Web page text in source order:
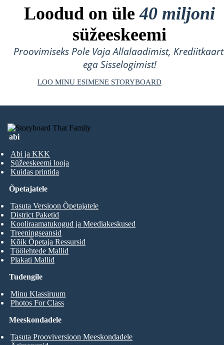
Loodud on üle40 miljoni
süžeeskeemi
Proovimiseks Pole Vaja Allalaadimist,
ega Sisselogimist!
LOO MINU ESIMENE STORYBOARD
abi
Abi ja KKK
Süžeeskeemi looja
Kuidas printida
Tudengile
Minu Klassiruum
Photos For Class
Õpetajatele
Tasuta Versioon Õpetajatele
District Paketid
Kooliraamatukogud ja Meediakeskused
Treeningseansid
Kõik Õpetaja Ressursid
Töölehtede Mallid
Plakati Mallid
Meeskondadele
Tasuta Prooviversioon Meeskondadele